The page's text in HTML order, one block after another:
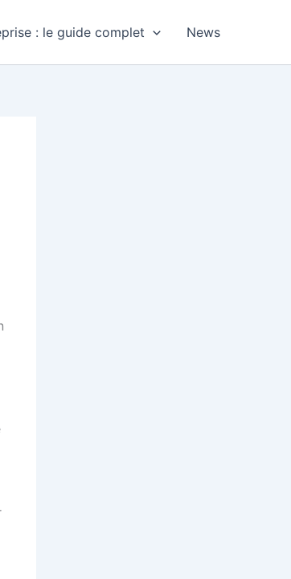
: le guide complet News